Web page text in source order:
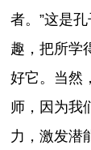
者。”这是
趣，把所学
好它。当然
师，因为我
力，激发潜